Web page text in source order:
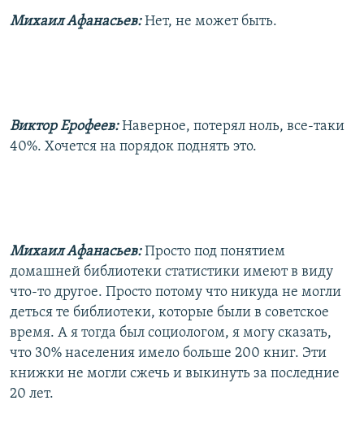
Михаил Афанасьев: Нет, не может быть.
Виктор Ерофеев: Наверное, потерял ноль, все-таки
40%. Хочется на порядок поднять это.
Михаил Афанасьев: Просто под понятием
домашней библиотеки статистики имеют в виду
что-то другое. Просто потому что никуда не могли
деться те библиотеки, которые были в советское
время. А я тогда был социологом, я могу сказать,
что 30% населения имело больше 200 книг. Эти
книжки не могли сжечь и выкинуть за последние
20 лет.